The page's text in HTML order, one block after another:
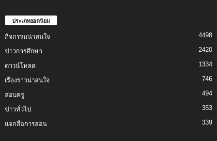
ประเภทยอดนิยม
กิจกรรมน่าสนใจ 4498
ข่าวการศึกษา 2420
ดาวน์โหลด 1334
เรื่องราวน่าสนใจ 746
สอบครู 494
ข่าวทั่วไป 353
แจกสื่อการสอน 339